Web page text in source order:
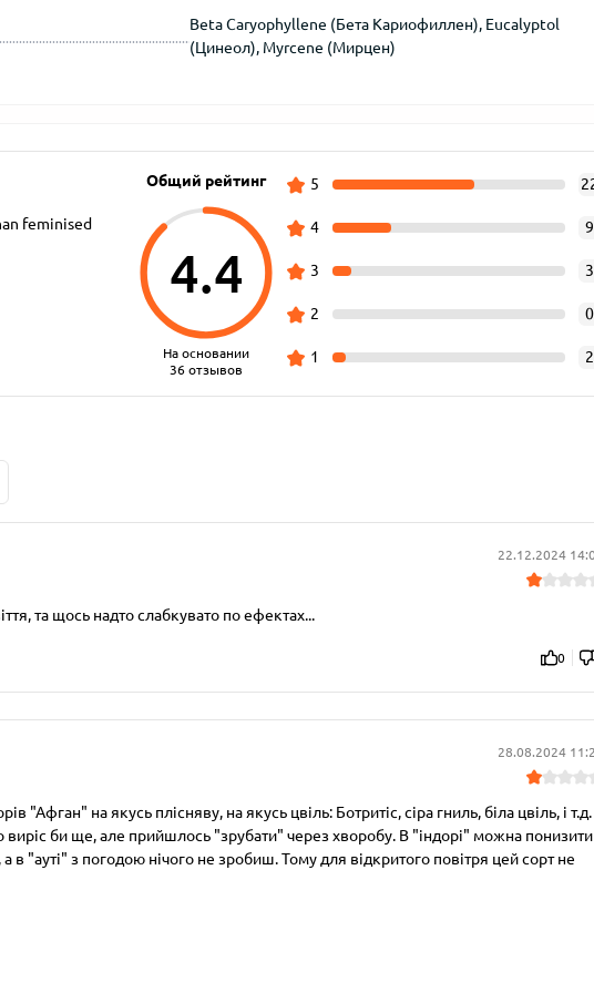
Beta Caryophyllene (Бета Кариофиллен), Eucalyptol
(Цинеол), Myrcene (Мирцен)
feminised
Общий рейтинг
4.4
На основании
36 отзывов
5
4 9
3 3
2 0
1 2
22.12.2024
та щось надто слабкувато по ефектах...
0
28.08.2024
"Афган" на якусь плісняву, на якусь цвіль: Ботритіс, сіра гниль, біла цвіль, і т.д.
би ще, але прийшлось "зрубати" через хворобу. В "індорі" можна понизити
а в "ауті" з погодою нічого не зробиш. Тому для відкритого повітря цей сорт не